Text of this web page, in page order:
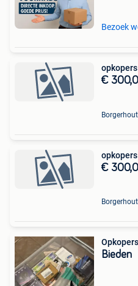
Bezoek
€
Borgerhout
opkopers
€
Borgerhout
Bieden